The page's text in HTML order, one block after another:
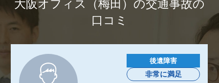
大阪オフィス（梅田）の交通事故の
口コミ
後遺障害
非常に満足